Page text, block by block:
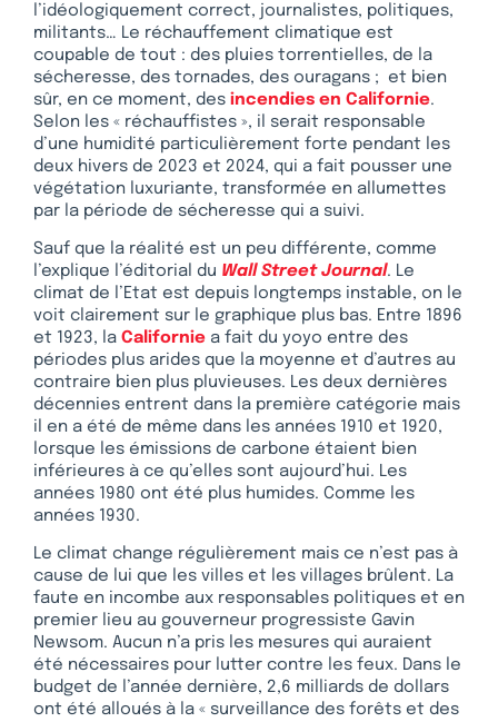
l’idéologiquement correct, journalistes, politiques,
militants… Le réchauffement climatique est
coupable de tout : des pluies torrentielles, de la
sécheresse, des tornades, des ouragans ; et bien
sûr, en ce moment, des incendies en Californie.
Selon les « réchauffistes », il serait responsable
d’une humidité particulièrement forte pendant les
deux hivers de 2023 et 2024, qui a fait pousser une
végétation luxuriante, transformée en allumettes
par la période de sécheresse qui a suivi.
Sauf que la réalité est un peu différente, comme
l’explique l’éditorial du Wall Street Journal. Le
climat de l’Etat est depuis longtemps instable, on le
voit clairement sur le graphique plus bas. Entre 1896
et 1923, la Californie a fait du yoyo entre des
périodes plus arides que la moyenne et d’autres au
contraire bien plus pluvieuses. Les deux dernières
décennies entrent dans la première catégorie mais
il en a été de même dans les années 1910 et 1920,
lorsque les émissions de carbone étaient bien
inférieures à ce qu’elles sont aujourd’hui. Les
années 1980 ont été plus humides. Comme les
années 1930.
Le climat change régulièrement mais ce n’est pas à
cause de lui que les villes et les villages brûlent. La
faute en incombe aux responsables politiques et en
premier lieu au gouverneur progressiste Gavin
Newsom. Aucun n’a pris les mesures qui auraient
été nécessaires pour lutter contre les feux. Dans le
budget de l’année dernière, 2,6 milliards de dollars
ont été alloués à la « surveillance des forêts et des